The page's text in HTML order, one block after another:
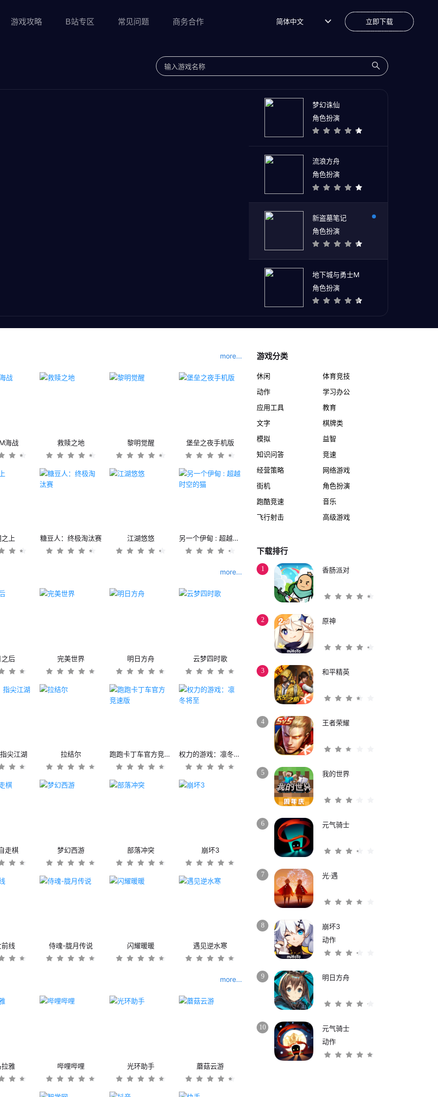
游戏攻略 B站专区 常见问题 商务合作 简体中文 立即下载
梦幻诛仙
角色扮演
流浪方舟
角色扮演
新盗墓笔记
角色扮演
地下城与勇士M
角色扮演
more...
海战 救赎之地 黎明觉醒 堡垒之夜手机版
上 糖豆人：终极淘汰赛 江湖悠悠 另一个伊甸 : 超越时空的猫
more...
后 完美世界 明日方舟 云梦四时歌
尖江湖 拉结尔 跑跑卡丁车官方竞速版 权力的游戏：凛冬将至
走棋 梦幻西游 部落冲突 崩坏3
线 侍魂-胧月传说 闪耀暖暖 遇见逆水寒
more...
雅 哔哩哔哩 光环助手 蘑菇云游
游戏分类
休闲
体育竞技
动作
学习办公
应用工具
教育
文字
棋牌类
模拟
益智
知识问答
竞速
经营策略
网络游戏
街机
角色扮演
跑酷竞速
音乐
飞行射击
高级游戏
下载排行
1 香肠派对
2 原神
3 和平精英
4 王者荣耀
5 我的世界
6 元气骑士
7 光·遇
8
崩坏3
动作
9 明日方舟
10
元气骑士
动作